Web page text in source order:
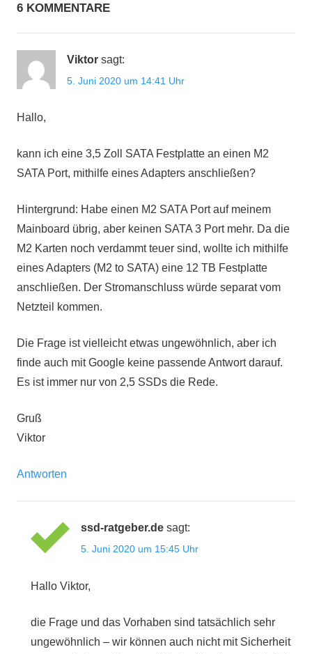
6 KOMMENTARE
Viktor sagt:
5. Juni 2020 um 14:41 Uhr
Hallo,
kann ich eine 3,5 Zoll SATA Festplatte an einen M2
SATA Port, mithilfe eines Adapters anschließen?
Hintergrund: Habe einen M2 SATA Port auf meinem
Mainboard übrig, aber keinen SATA 3 Port mehr. Da die
M2 Karten noch verdammt teuer sind, wollte ich mithilfe
eines Adapters (M2 to SATA) eine 12 TB Festplatte
anschließen. Der Stromanschluss würde separat vom
Netzteil kommen.
Die Frage ist vielleicht etwas ungewöhnlich, aber ich
finde auch mit Google keine passende Antwort darauf.
Es ist immer nur von 2,5 SSDs die Rede.
Gruß
Viktor
Antworten
ssd-ratgeber.de sagt:
5. Juni 2020 um 15:45 Uhr
Hallo Viktor,
die Frage und das Vorhaben sind tatsächlich sehr
ungewöhnlich – wir können auch nicht mit Sicherheit